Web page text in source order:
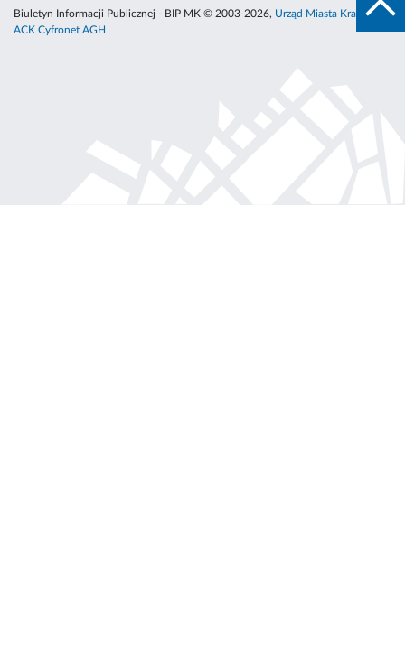
Biuletyn Informacji Publicznej - BIP MK © 2003-2026, Urząd Miasta Krakowa
ACK Cyfronet AGH